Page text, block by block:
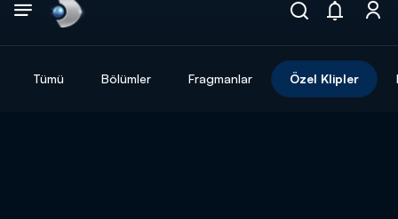
Tümü Bölümler Fragmanlar Özel Klipler